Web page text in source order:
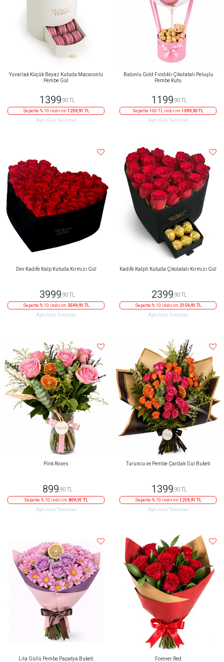
Yuvarlak Küçük Beyaz Kutuda Macaronlu
Pembe Gül
1399 ,90 TL
Sepette % 10 indirim 1259,91 TL
Aynı Gün Teslimat
Balonlu Gold Fındıklı Çikolatalı Peluşlu
Pembe Kutu
1199 ,90 TL
Sepette 100 TL indirim 1099,90 TL
Aynı Gün Teslimat
Dev Kadife Kalp Kutuda Kırmızı Gül
3999,90 TL
Sepette % 10 indirim 3599,91 TL
Aynı Gün Teslimat
Kadife Kalpli Kutuda Çikolatalı Kırmızı Gül
2399,90 TL
Sepette % 10 indirim 2159,91 TL
Aynı Gün Teslimat
Pink Roses
899,90 TL
Sepette % 10 indirim 809,91 TL
Aynı Gün Teslimat
Turuncu ve Pembe Çardak Gül Buketi
1399,90 TL
Sepette % 10 indirim 1259,91 TL
Aynı Gün Teslimat
Lila Güllü Pembe Papatya Buketi Forever Red